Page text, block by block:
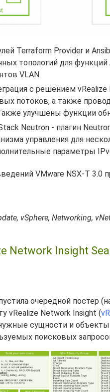
Terraform Provider и
топологий для
VLAN.
с решением
потоков, а также
улучшены функции
Neutron - плагин
управления для
параметры
VMware NSX-T 3.0
vSphere, Networking,
Network Insight
очередной постер
vRealize Network Insight (
сущности и
поисковых